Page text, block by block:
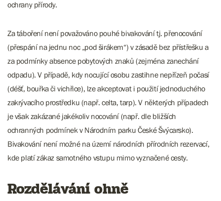
ochrany přírody.
Za táboření není považováno pouhé bivakování tj. přenocování
(přespání na jednu noc „pod širákem“) v zásadě bez přístřešku a
za podmínky absence pobytových znaků (zejména zanechání
odpadu). V případě, kdy nocující osobu zastihne nepřízeň počasí
(déšť, bouřka či vichřice), lze akceptovat i použití jednoduchého
zakrývacího prostředku (např. celta, tarp). V některých případech
je však zakázané jakékoliv nocování (např. dle bližších
ochranných podmínek v Národním parku České Švýcarsko).
Bivakování není možné na území národních přírodních rezervací,
kde platí zákaz samotného vstupu mimo vyznačené cesty.
Rozdělávání ohně